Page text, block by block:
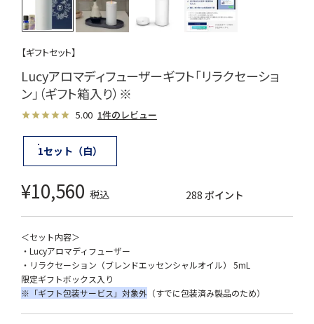
【ギフトセット】
Lucyアロマディフューザーギフト「リラクセーショ
ン」（ギフト箱入り）※
5.00 1件のレビュー
1セット（白）
¥10,560 税込 288 ポイント
＜セット内容＞
・Lucyアロマディフューザー
・リラクセーション（ブレンドエッセンシャルオイル） 5mL
限定ギフトボックス入り
※「ギフト包装サービス」対象外 （すでに包装済み製品のため）